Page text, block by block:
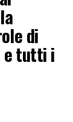
di
e tutti i